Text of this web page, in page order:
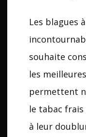
Les blagues
souhaite
les
permettent
le tabac
à leur